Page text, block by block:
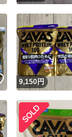
いいね！
9,150円